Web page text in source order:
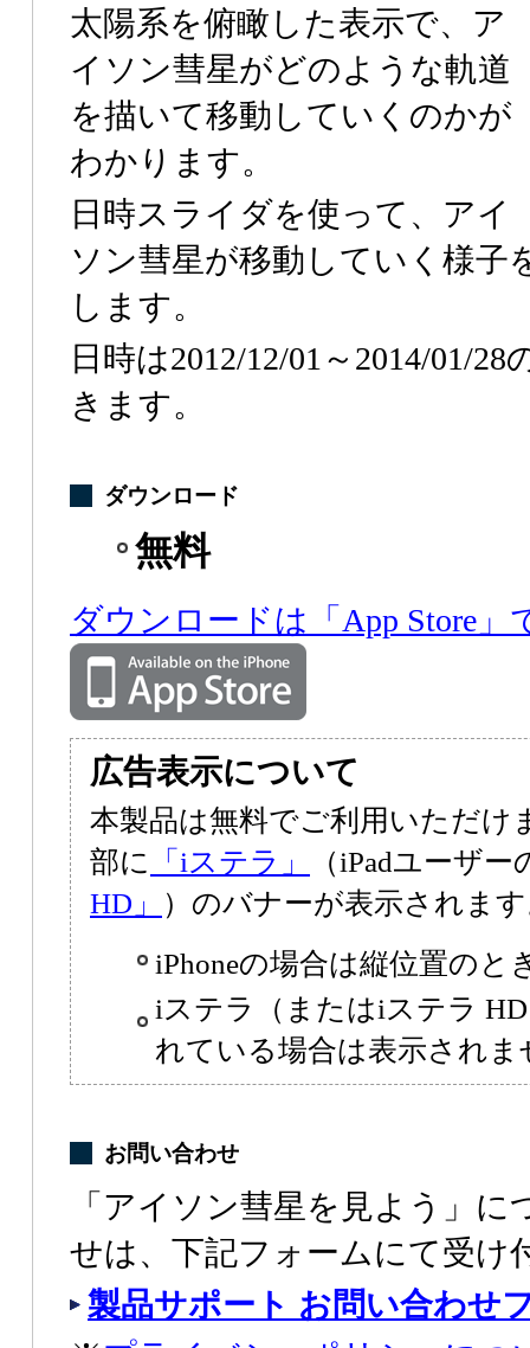
太陽系を俯瞰した表示で、ア
イソン彗星がどのような軌道
を描いて移動していくのかが
わかります。
日時スライダを使って、アイ
ソン彗星が移動していく様子
します。
日時は2012/12/01～2014/01/
きます。
ダウンロード
無料
ダウンロードは「App Store」
広告表示について
本製品は無料でご利用いただけ
部に
「iステラ」
（iPadユーザー
HD」
）のバナーが表示されま
iPhoneの場合は縦位置のと
iステラ（またはiステラ
れている場合は表示されま
お問い合わせ
「アイソン彗星を見よう」
せは、下記フォームにて受け
製品サポート お問い合わせ